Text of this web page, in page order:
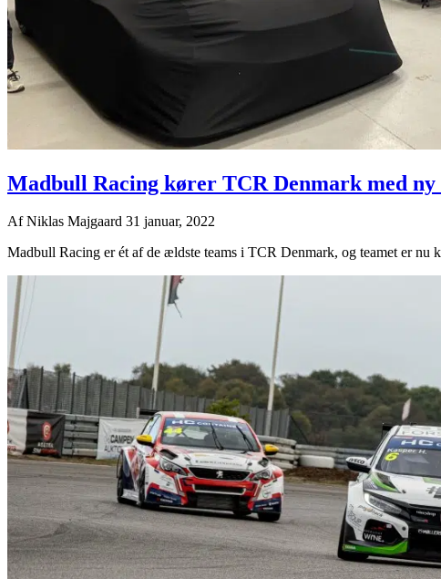
Madbull Racing kører TCR Denmark med ny
AfNiklas Majgaard 31 januar, 2022
Madbull Racing er ét af de ældste teams i TCR Denmark, og teamet er nu